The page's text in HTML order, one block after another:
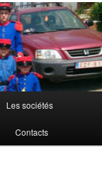
Les sociétés
Contacts